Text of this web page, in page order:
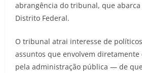
abrangência do tribunal, que abarca
Distrito Federal.
O tribunal atrai interesse de
assuntos que envolvem diretamente
pela administração pública — de